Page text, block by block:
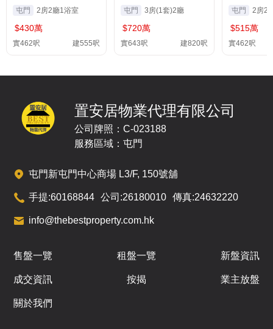
屯門 2房2廳1浴室
$430萬
實462呎 建555呎
屯門 3房(1套)2廳
$720萬
實643呎 建820呎
屯門 2房2
$515萬
實462呎
置安居物業代理有限公司
公司牌照：C-023188
服務區域：屯門
屯門新屯門中心商場 L3/F, 150號舖
手提:60168844 公司:26180010 傳真:24632220
info@thebestproperty.com.hk
售盤一覽 租盤一覽 新盤資訊
成交資訊 按揭 業主放盤
關於我們